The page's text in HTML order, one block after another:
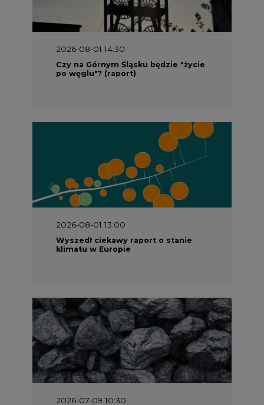
2026-08-01 14:30
Czy na Górnym Śląsku będzie "życie
po węglu"? (raport)
2026-08-01 13:00
Wyszedł ciekawy raport o stanie
klimatu w Europie
2026-07-09 10:30